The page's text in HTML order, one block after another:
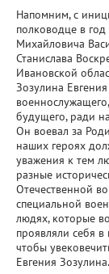
Напомним, с
полководце в
Михайловича
Станислава
Ивановской
Зозулина
будущего, ради
Он воевал за
наших героях
уважения к тем
разные
Отечественной
специальной
людях, которые
проявляли себя
чтобы
Евгения Зозулина.